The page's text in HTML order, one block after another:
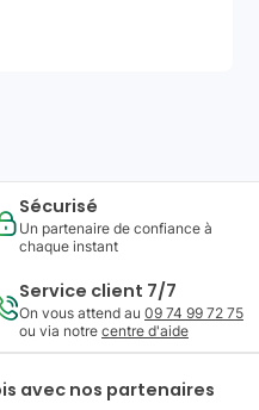
Sécurisé
Un partenaire de confiance à
chaque instant
Service client 7/7
On vous attend au 09 74 99 72 75
ou via notre centre d'aide
avec nos partenaires